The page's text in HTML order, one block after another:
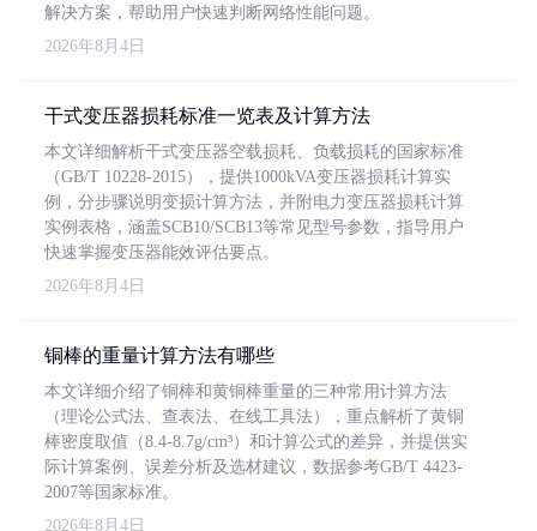
解决方案，帮助用户快速判断网络性能问题。
2026年8月4日
干式变压器损耗标准一览表及计算方法
本文详细解析干式变压器空载损耗、负载损耗的国家标准
（GB/T 10228-2015），提供1000kVA变压器损耗计算实
例，分步骤说明变损计算方法，并附电力变压器损耗计算
实例表格，涵盖SCB10/SCB13等常见型号参数，指导用户
快速掌握变压器能效评估要点。
2026年8月4日
铜棒的重量计算方法有哪些
本文详细介绍了铜棒和黄铜棒重量的三种常用计算方法
（理论公式法、查表法、在线工具法），重点解析了黄铜
棒密度取值（8.4-8.7g/cm³）和计算公式的差异，并提供实
际计算案例、误差分析及选材建议，数据参考GB/T 4423-
2007等国家标准。
2026年8月4日